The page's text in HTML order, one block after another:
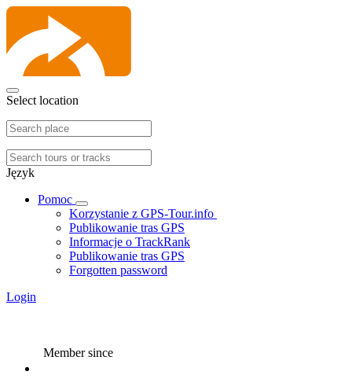
Select location
Język
Pomoc
Korzystanie z GPS-Tour.info
Publikowanie tras GPS
Informacje o TrackRank
Publikowanie tras GPS
Forgotten password
Login
Member since